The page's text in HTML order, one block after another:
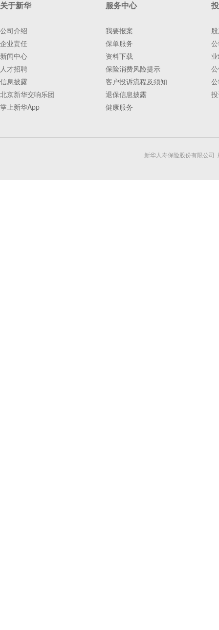
关于新华
公司介绍
企业责任
新闻中心
人才招聘
信息披露
北京新华交响乐团
掌上新华App
服务中心
我要报案
保单服务
资料下载
保险消费风险提示
客户投诉流程及须知
退保信息披露
健康服务
新华人寿保险股份有限公